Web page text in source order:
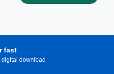
fast
digital download